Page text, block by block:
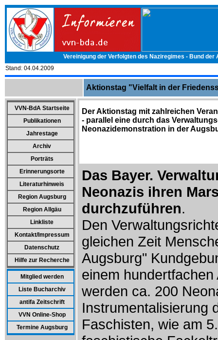
Vereinigung der Verfolgten des Naziregimes - Bund
Stand: 04.04.2009
Aktionstag "Vielfalt in der
VVN-BdA Startseite
Publikationen
Jahrestage
Archiv
Porträts
Erinnerungsorte
Literaturhinweis
Region Augsburg
Region Allgäu
Linkliste
Kontakt/Impressum
Datenschutz
Hilfe zur Recherche
Mitglied werden
Liste Bucharchiv
antifa Zeitschrift
VVN Online-Shop
Termine Augsburg
Der Aktionstag mit zahlreichen
- parallel eine durch das
Neonazidemonstration in der
Das Bayer.
Neonazis ihren
durchzuführen.
Den
gleichen Zeit
Augsburg"
einem
werden ca. 200
Instrumentalisierung
Faschisten, wie am